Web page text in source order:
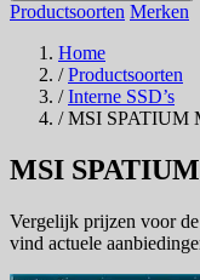
Productsoorten Merken
Home
/ Productsoorten
/ Interne SSD’s
/ MSI SPATIUM
MSI
Vergelijk prijzen voor
vind actuele